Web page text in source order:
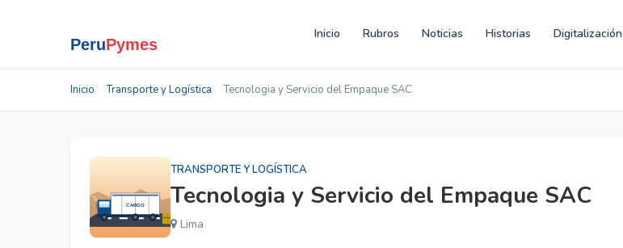
Inicio Rubros Noticias Historias Digitalización
Inicio Transporte y Logística Tecnologia y Servicio del Empaque SAC
TRANSPORTE Y LOGÍSTICA
Tecnologia y Servicio del Empaque SAC
Lima